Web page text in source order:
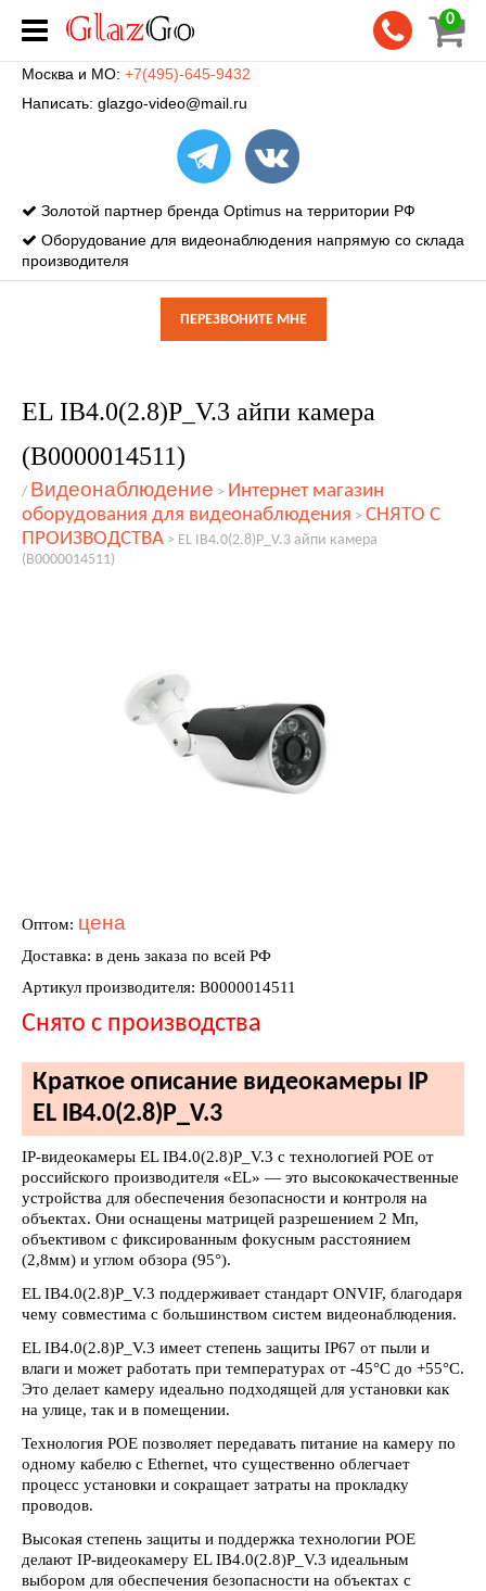
0
Москва и МО: +7(495)-645-9432
Написать: glazgo-video@mail.ru
Золотой партнер бренда Optimus на территории РФ
Оборудование для видеонаблюдения напрямую со склада
производителя
ПЕРЕЗВОНИТЕ МНЕ
EL IB4.0(2.8)P_V.3 айпи камера
(В0000014511)
/ Видеонаблюдение > Интернет магазин
оборудования для видеонаблюдения > СНЯТО С
ПРОИЗВОДСТВА > EL IB4.0(2.8)P_V.3 айпи камера
(В0000014511)
Оптом: цена
Доставка: в день заказа по всей РФ
Артикул производителя: В0000014511
Снято с производства
Краткое описание видеокамеры IP
EL IB4.0(2.8)P_V.3
IP-видеокамеры EL IB4.0(2.8)P_V.3 с технологией POE от
российского производителя «EL» — это высококачественные
устройства для обеспечения безопасности и контроля на
объектах. Они оснащены матрицей разрешением 2 Мп,
объективом с фиксированным фокусным расстоянием
(2,8мм) и углом обзора (95°).
EL IB4.0(2.8)P_V.3 поддерживает стандарт ONVIF, благодаря
чему совместима с большинством систем видеонаблюдения.
EL IB4.0(2.8)P_V.3 имеет степень защиты IP67 от пыли и
влаги и может работать при температурах от -45°С до +55°С.
Это делает камеру идеально подходящей для установки как
на улице, так и в помещении.
Технология POE позволяет передавать питание на камеру по
одному кабелю с Ethernet, что существенно облегчает
процесс установки и сокращает затраты на прокладку
проводов.
Высокая степень защиты и поддержка технологии POE
делают IP-видеокамеру EL IB4.0(2.8)P_V.3 идеальным
выбором для обеспечения безопасности на объектах с